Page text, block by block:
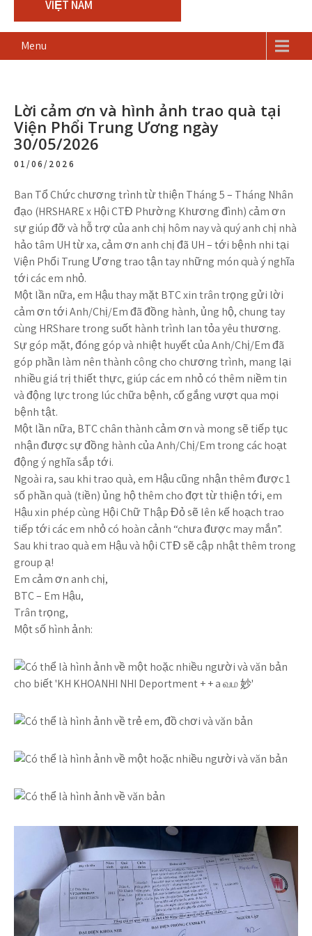
VIỆT NAM
Menu
Lời cảm ơn và hình ảnh trao quà tại
Viện Phổi Trung Ương ngày
30/05/2026
01/06/2026
Ban Tổ Chức chương trình từ thiện Tháng 5 – Tháng Nhân
đạo (HRSHARE x Hội CTĐ Phường Khương đình) cảm ơn
sự giúp đỡ và hỗ trợ của anh chị hôm nay và quý anh chị nhà
hảo tâm UH từ xa, cảm ơn anh chị đã UH – tới bệnh nhi tại
Viện Phổi Trung Ương trao tận tay những món quà ý nghĩa
tới các em nhỏ.
Một lần nữa, em Hậu thay mặt BTC xin trân trọng gửi lời
cảm ơn tới Anh/Chị/Em đã đồng hành, ủng hộ, chung tay
cùng HRShare trong suốt hành trình lan tỏa yêu thương.
Sự góp mặt, đóng góp và nhiệt huyết của Anh/Chị/Em đã
góp phần làm nên thành công cho chương trình, mang lại
nhiều giá trị thiết thực, giúp các em nhỏ có thêm niềm tin
và động lực trong lúc chữa bệnh, cố gắng vượt qua mọi
bệnh tật.
Một lần nữa, BTC chân thành cảm ơn và mong sẽ tiếp tục
nhận được sự đồng hành của Anh/Chị/Em trong các hoạt
động ý nghĩa sắp tới.
Ngoài ra, sau khi trao quà, em Hậu cũng nhận thêm được 1
số phần quà (tiền) ủng hộ thêm cho đợt từ thiện tới, em
Hậu xin phép cùng Hội Chữ Thập Đỏ sẽ lên kế hoạch trao
tiếp tới các em nhỏ có hoàn cảnh “chưa được may mắn”.
Sau khi trao quà em Hậu và hội CTĐ sẽ cập nhật thêm trong
group ạ!
Em cảm ơn anh chị,
BTC – Em Hậu,
Trân trọng,
Một số hình ảnh: